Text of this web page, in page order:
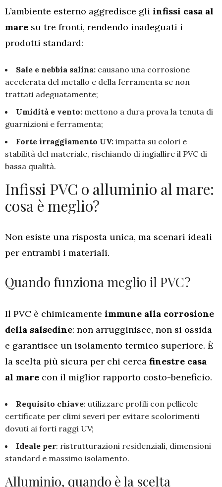
L’ambiente esterno aggredisce gli infissi casa al
mare su tre fronti, rendendo inadeguati i
prodotti standard:
Sale e nebbia salina: causano una corrosione
accelerata del metallo e della ferramenta se non
trattati adeguatamente;
Umidità e vento: mettono a dura prova la tenuta di
guarnizioni e ferramenta;
Forte irraggiamento UV: impatta su colori e
stabilità del materiale, rischiando di ingiallire il PVC di
bassa qualità.
Infissi PVC o alluminio al mare:
cosa è meglio?
Non esiste una risposta unica, ma scenari ideali
per entrambi i materiali.
Quando funziona meglio il PVC?
Il PVC è chimicamente immune alla corrosione
della salsedine: non arrugginisce, non si ossida
e garantisce un isolamento termico superiore. È
la scelta più sicura per chi cerca finestre casa
al mare con il miglior rapporto costo-beneficio.
Requisito chiave: utilizzare profili con pellicole
certificate per climi severi per evitare scolorimenti
dovuti ai forti raggi UV;
Ideale per: ristrutturazioni residenziali, dimensioni
standard e massimo isolamento.
Alluminio, quando è la scelta